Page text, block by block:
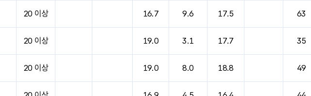
20 이상 16.7 9.6 17.5 63
20 이상 19.0 3.1 17.7 35
20 이상 19.0 8.0 18.8 49